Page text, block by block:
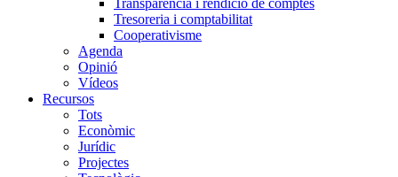
Transparència i rendició de comptes
Tresoreria i comptabilitat
Cooperativisme
Agenda
Opinió
Vídeos
Recursos
Tots
Econòmic
Jurídic
Projectes